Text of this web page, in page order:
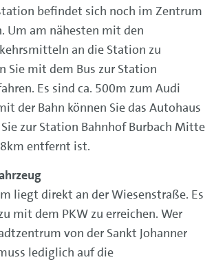
befindet sich noch im Zentrum
Um am nähesten mit den
an die Station zu
Sie mit dem Bus zur Station
Es sind ca. 500m zum Audi
der Bahn können Sie das Autohaus
zur Station Bahnhof Burbach Mitte
entfernt ist.
liegt direkt an der Wiesenstraße. Es
mit dem PKW zu erreichen. Wer
von der Sankt Johanner
lediglich auf die